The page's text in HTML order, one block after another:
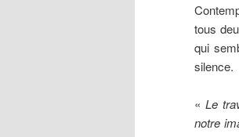
tous
qui
silence.
«Le
notre